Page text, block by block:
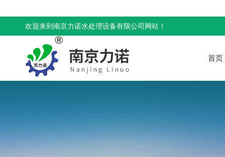
欢迎来到南京力诺水处理设备有限公司网站！
首页